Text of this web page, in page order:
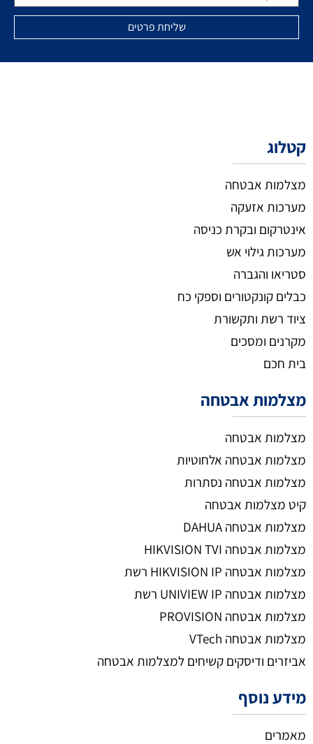
קטלוג
מצלמות אבטחה
מערכות אזעקה
אינטרקום ובקרת כניסה
מערכות גילוי אש
סטריאו והגברה
כבלים קונקטורים וספקי כח
ציוד רשת ותקשורת
מקרנים ומסכים
בית חכם
מצלמות אבטחה
מצלמות אבטחה
מצלמות אבטחה אלחוטיות
מצלמות אבטחה נסתרות
קיט מצלמות אבטחה
מצלמות אבטחה DAHUA
מצלמות אבטחה HIKVISION TVI
מצלמות אבטחה HIKVISION IP רשת
מצלמות אבטחה UNIVIEW IP רשת
מצלמות אבטחה PROVISION
מצלמות אבטחה VTech
אביזרים ודיסקים קשיחים למצלמות אבטחה
מידע נוסף
מאמרים